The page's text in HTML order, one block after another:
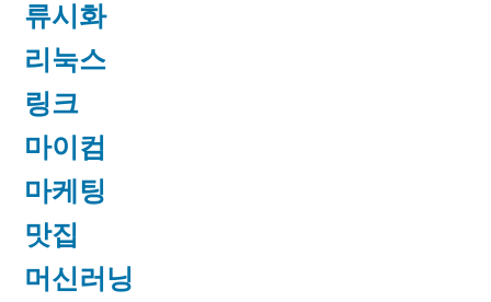
류시화
리눅스
링크
마이컴
마케팅
맛집
머신러닝